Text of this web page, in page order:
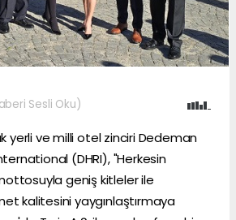
Sesli Oku)
yerli ve milli otel zinciri Dedeman
(DHRI), "Herkesin
geniş kitleler ile
kalitesini yaygınlaştırmaya